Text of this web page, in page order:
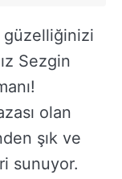
güzelliğinizi
Sezgin
olan
şık ve
sunuyor.